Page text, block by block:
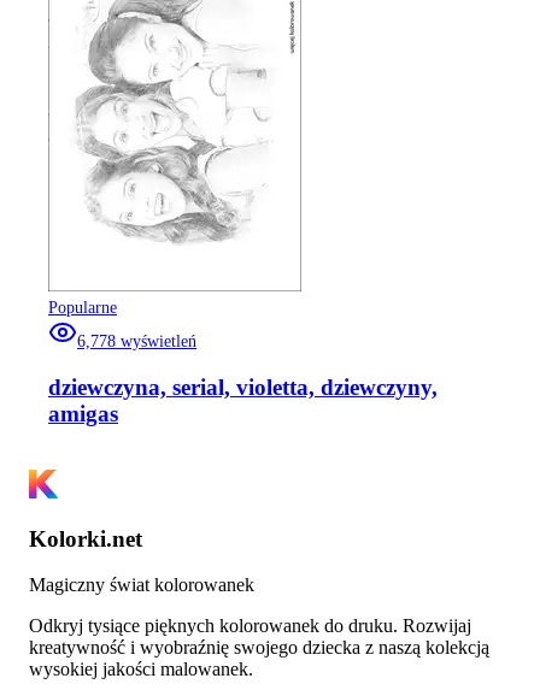
Popularne
6,778 wyświetleń
dziewczyna, serial, violetta, dziewczyny,
amigas
Kolorki.net
Magiczny świat kolorowanek
Odkryj tysiące pięknych kolorowanek do druku. Rozwijaj
kreatywność i wyobraźnię swojego dziecka z naszą kolekcją
wysokiej jakości malowanek.